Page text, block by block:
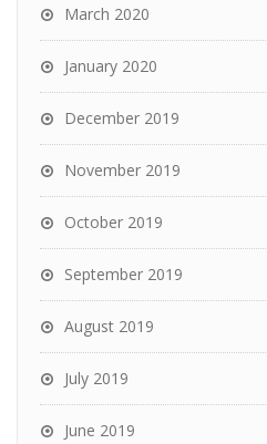
March 2020
January 2020
December 2019
November 2019
October 2019
September 2019
August 2019
July 2019
June 2019